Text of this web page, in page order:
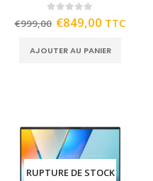
out of 5
€999,00 €849,00 TTC
AJOUTER AU PANIER
RUPTURE DE STOCK